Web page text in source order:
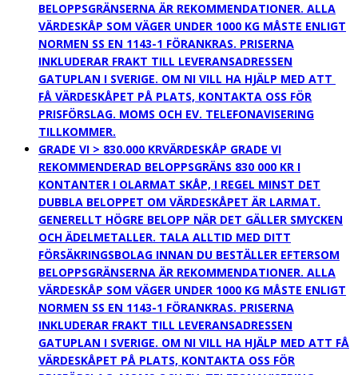
BELOPPSGRÄNSERNA ÄR REKOMMENDATIONER. ALLA
VÄRDESKÅP SOM VÄGER UNDER 1000 KG MÅSTE ENLIGT
NORMEN SS EN 1143-1 FÖRANKRAS. PRISERNA
INKLUDERAR FRAKT TILL LEVERANSADRESSEN
GATUPLAN I SVERIGE. OM NI VILL HA HJÄLP MED ATT
FÅ VÄRDESKÅPET PÅ PLATS, KONTAKTA OSS FÖR
PRISFÖRSLAG. MOMS OCH EV. TELEFONAVISERING
TILLKOMMER.
GRADE VI > 830.000 KRVÄRDESKÅP GRADE VI
REKOMMENDERAD BELOPPSGRÄNS 830 000 KR I
KONTANTER I OLARMAT SKÅP, I REGEL MINST DET
DUBBLA BELOPPET OM VÄRDESKÅPET ÄR LARMAT.
GENERELLT HÖGRE BELOPP NÄR DET GÄLLER SMYCKEN
OCH ÄDELMETALLER. TALA ALLTID MED DITT
FÖRSÄKRINGSBOLAG INNAN DU BESTÄLLER EFTERSOM
BELOPPSGRÄNSERNA ÄR REKOMMENDATIONER. ALLA
VÄRDESKÅP SOM VÄGER UNDER 1000 KG MÅSTE ENLIGT
NORMEN SS EN 1143-1 FÖRANKRAS. PRISERNA
INKLUDERAR FRAKT TILL LEVERANSADRESSEN
GATUPLAN I SVERIGE. OM NI VILL HA HJÄLP MED ATT FÅ
VÄRDESKÅPET PÅ PLATS, KONTAKTA OSS FÖR